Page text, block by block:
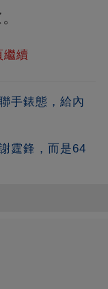
繼續
手錶態，給內
霆鋒，而是64